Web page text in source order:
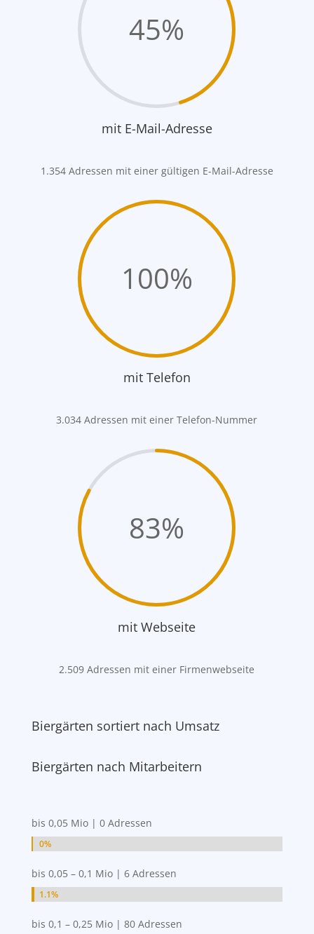
45%
mit E-Mail-Adresse
1.354 Adressen mit einer gültigen E-Mail-Adresse
100%
mit Telefon
3.034 Adressen mit einer Telefon-Nummer
83%
mit Webseite
2.509 Adressen mit einer Firmenwebseite
Biergärten sortiert nach Umsatz
Biergärten nach Mitarbeitern
bis 0,05 Mio | 0 Adressen
0%
0%
bis 0,05 – 0,1 Mio | 6 Adressen
1.1%
1.1%
bis 0,1 – 0,25 Mio | 80 Adressen